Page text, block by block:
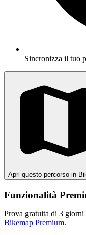
Sincronizza il tuo
Apri questo percorso in
Funzionalità
Prova gratuita di 3 giorni
Bikemap Premium.